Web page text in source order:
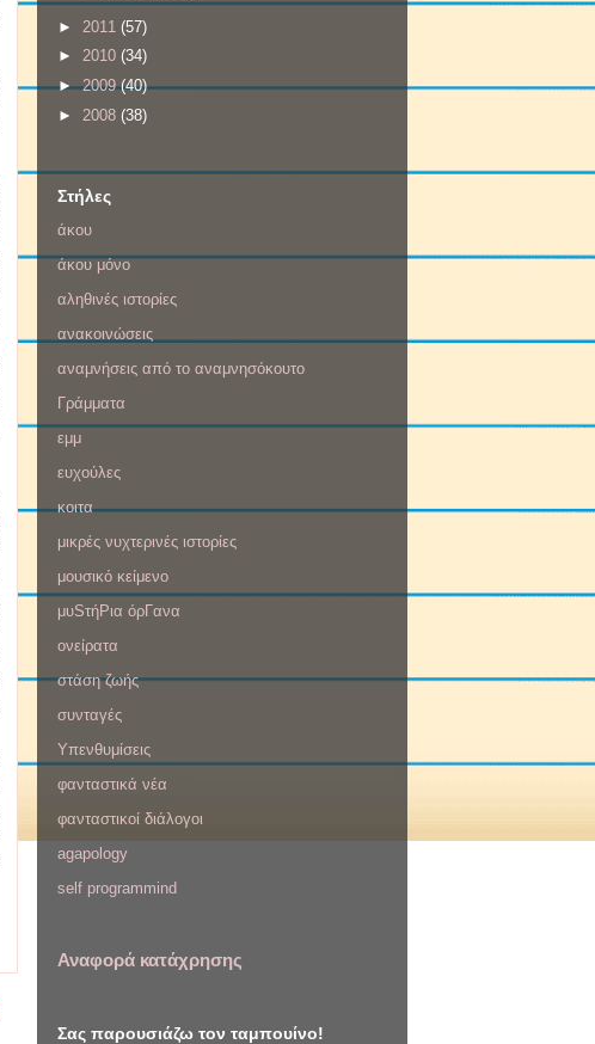
► 2011 (57)
► 2010 (34)
►2009(40)
► 2008 (38)
Στήλες
άκου
άκου μόνο
αληθινές ιστορίες
ανακοινώσεις
αναμνήσεις από το αναμνησόκουτο
Γράμματα
εμμ
ευχούλες
κοιτα
μικρές νυχτερινές ιστορίες
μουσικό κείμενο
μυSτήΡια όρΓανα
ονείρατα
στάση ζωής
συνταγές
Υπενθυμίσεις
φανταστικά νέα
φανταστικοί διάλογοι
agapology
self programmind
Αναφορά κατάχρησης
Σας παρουσιάζω τον ταμπουίνο!